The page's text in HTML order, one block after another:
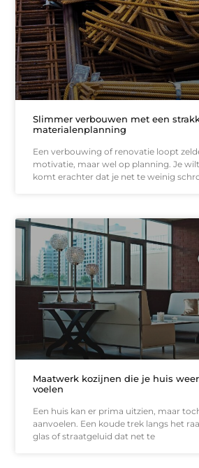
Slimmer verbouwen met een
materialenplanning
Een verbouwing of renovatie loopt
motivatie, maar wel op planning. Je
komt erachter dat je net te weinig
Maatwerk kozijnen die je huis
voelen
Een huis kan er prima uitzien, maar
aanvoelen. Een koude trek langs het
glas of straatgeluid dat net te